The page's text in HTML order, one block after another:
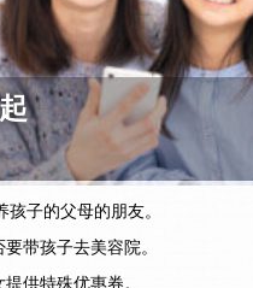
子的父母的朋友。
带孩子去美容院。
供特殊优惠券。